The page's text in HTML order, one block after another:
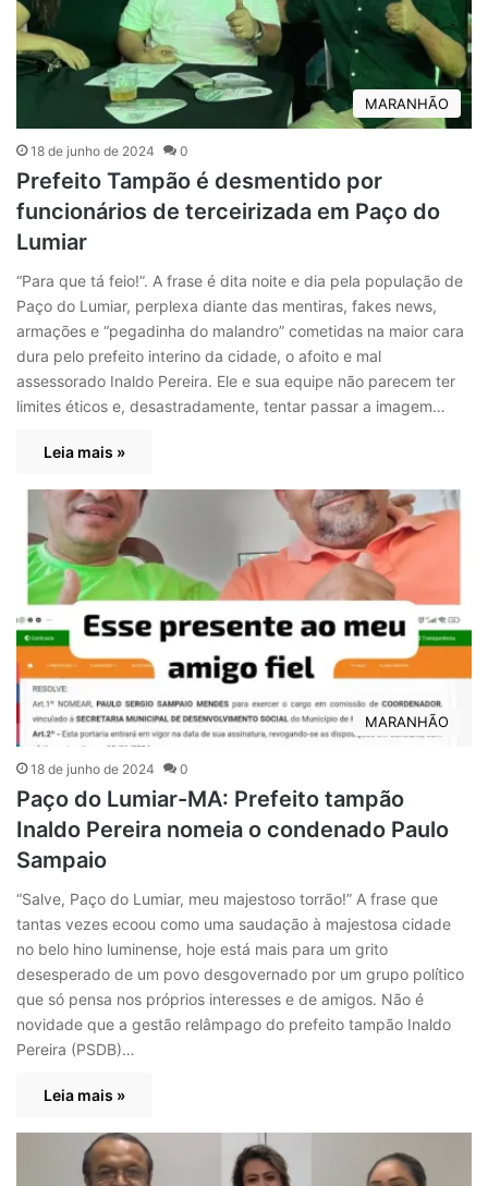
MARANHÃO
18 de junho de 2024 0
Prefeito Tampão é desmentido por
funcionários de terceirizada em Paço do
Lumiar
“Para que tá feio!”. A frase é dita noite e dia pela população de
Paço do Lumiar, perplexa diante das mentiras, fakes news,
armações e “pegadinha do malandro” cometidas na maior cara
dura pelo prefeito interino da cidade, o afoito e mal
assessorado Inaldo Pereira. Ele e sua equipe não parecem ter
limites éticos e, desastradamente, tentar passar a imagem…
Leia mais »
MARANHÃO
18 de junho de 2024 0
Paço do Lumiar-MA: Prefeito tampão
Inaldo Pereira nomeia o condenado Paulo
Sampaio
“Salve, Paço do Lumiar, meu majestoso torrão!” A frase que
tantas vezes ecoou como uma saudação à majestosa cidade
no belo hino luminense, hoje está mais para um grito
desesperado de um povo desgovernado por um grupo político
que só pensa nos próprios interesses e de amigos. Não é
novidade que a gestão relâmpago do prefeito tampão Inaldo
Pereira (PSDB)…
Leia mais »